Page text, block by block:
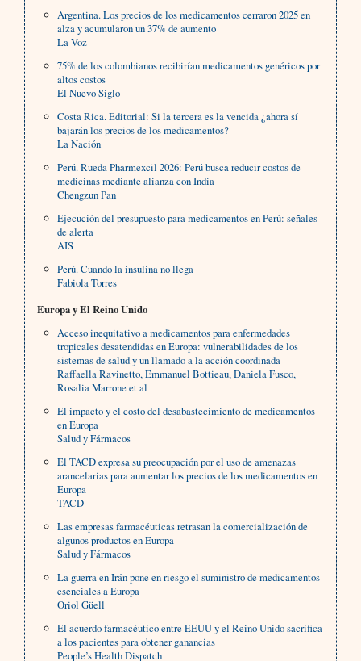
Argentina. Los precios de los medicamentos cerraron 2025 en
alza y acumularon un 37% de aumento
La Voz
75% de los colombianos recibirían medicamentos genéricos por
altos costos
El Nuevo Siglo
Costa Rica. Editorial: Si la tercera es la vencida ¿ahora sí
bajarán los precios de los medicamentos?
La Nación
Perú. Rueda Pharmexcil 2026: Perú busca reducir costos de
medicinas mediante alianza con India
Chengzun Pan
Ejecución del presupuesto para medicamentos en Perú: señales
de alerta
AIS
Perú. Cuando la insulina no llega
Fabiola Torres
Europa y El Reino Unido
Acceso inequitativo a medicamentos para enfermedades
tropicales desatendidas en Europa: vulnerabilidades de los
sistemas de salud y un llamado a la acción coordinada
Raffaella Ravinetto, Emmanuel Bottieau, Daniela Fusco,
Rosalia Marrone et al
El impacto y el costo del desabastecimiento de medicamentos
en Europa
Salud y Fármacos
El TACD expresa su preocupación por el uso de amenazas
arancelarias para aumentar los precios de los medicamentos en
Europa
TACD
Las empresas farmacéuticas retrasan la comercialización de
algunos productos en Europa
Salud y Fármacos
La guerra en Irán pone en riesgo el suministro de medicamentos
esenciales a Europa
Oriol Güell
El acuerdo farmacéutico entre EEUU y el Reino Unido sacrifica
a los pacientes para obtener ganancias
People’s Health Dispatch